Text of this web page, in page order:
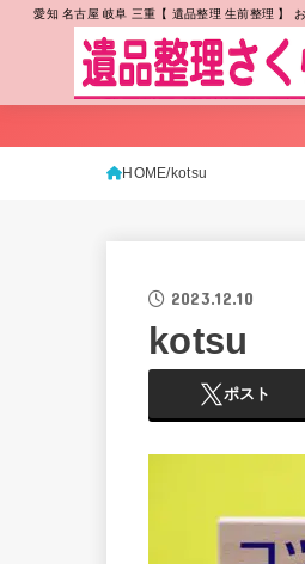
愛知 名古屋 岐阜 三重【 遺品整理 生前整理 】
HOME kotsu
2023.12.10
kotsu
ポスト